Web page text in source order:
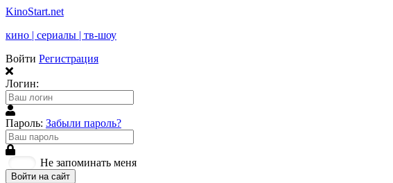
KinoStart.net
кино | сериалы | тв-шоу
Войти Регистрация
Логин:
Пароль: Забыли пароль?
Не запоминать меня
Войти на сайт